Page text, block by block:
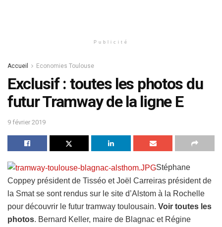
Publicité
Accueil Economies Toulouse
Exclusif : toutes les photos du
futur Tramway de la ligne E
9 février 2019
Stéphane
Coppey président de Tisséo et Joël Carreiras président de
la Smat se sont rendus sur le site d’Alstom à la Rochelle
pour découvrir le futur tramway toulousain. Voir toutes les
photos. Bernard Keller, maire de Blagnac et Régine